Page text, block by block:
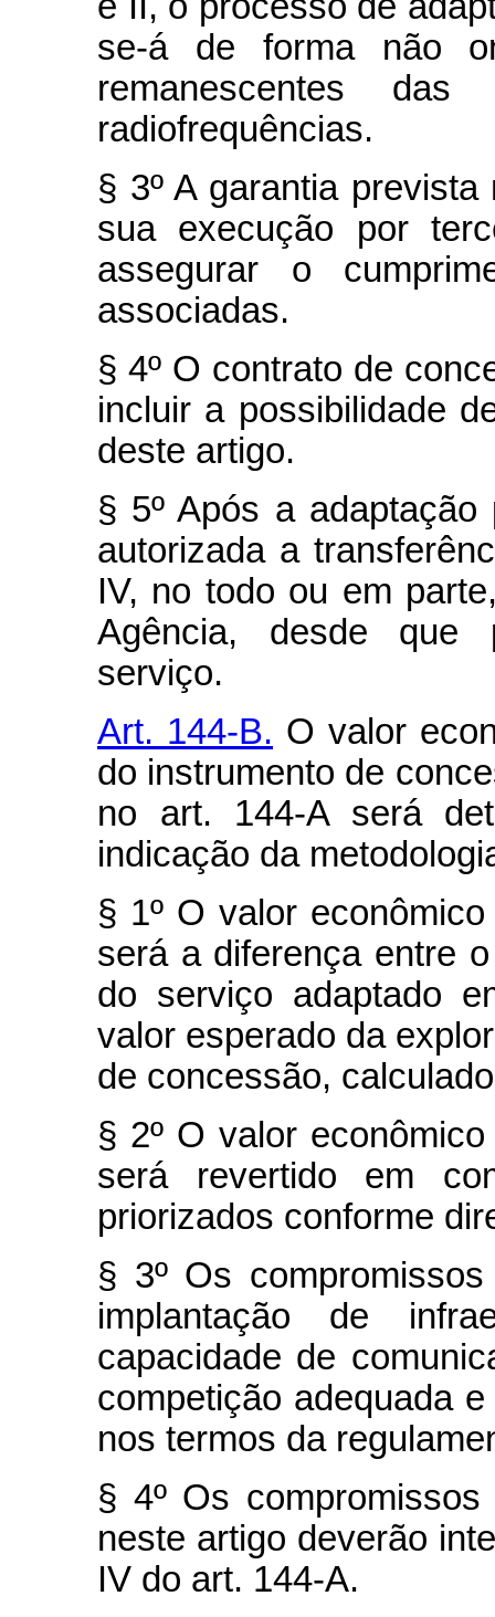
se-á de forma não
remanescentes
radiofrequências.
§ 3º A garantia
sua execução por
assegurar o
associadas.
§ 4º O contrato de
incluir a possibilidade
deste artigo.
§ 5º Após a
autorizada a
IV, no todo ou em
Agência, desde que
serviço.
Art. 144-B. O valor
do instrumento de
no art. 144-A será
indicação da
§ 1º O valor
será a diferença entre
do serviço adaptado
valor esperado da
de concessão,
§ 2º O valor
será revertido em
priorizados conforme
§ 3º Os
implantação de
capacidade de
competição adequada
nos termos da
§ 4º Os
neste artigo deverão
IV do art. 144-A.